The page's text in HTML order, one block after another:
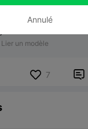
Lier un modèle
7 
Annulé